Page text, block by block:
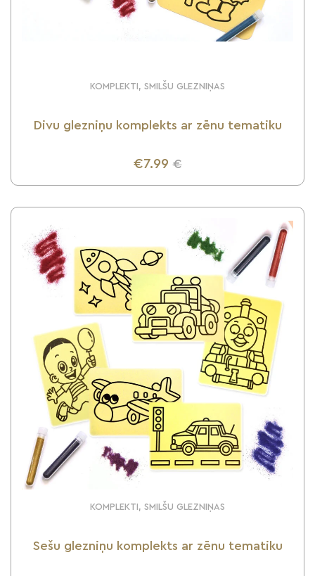
KOMPLEKTI, SMILŠU GLEZNIŅAS
Divu glezniņu komplekts ar zēnu tematiku
€7.99 €
UZZINI VAIRĀK
KOMPLEKTI, SMILŠU GLEZNIŅAS
Sešu glezniņu komplekts ar zēnu tematiku